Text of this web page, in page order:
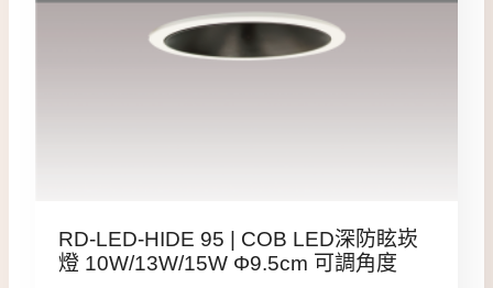
RD-LED-HIDE 95 | COB LED深防眩崁
燈 10W/13W/15W Φ9.5cm 可調角度